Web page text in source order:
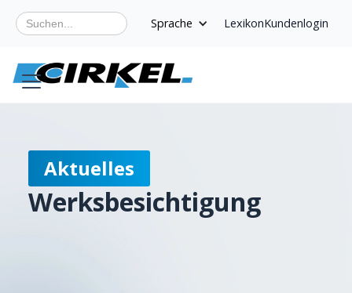
Sprache LexikonKundenlogin
Aktuelles
Werksbesichtigung